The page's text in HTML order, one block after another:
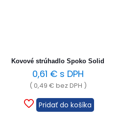
Kovové strúhadlo Spoko Solid
0,61 €s DPH
( 0,49 € bez DPH )
Pridať do košíka